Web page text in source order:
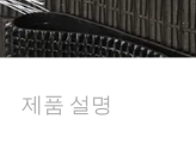
회
요
제품 설명